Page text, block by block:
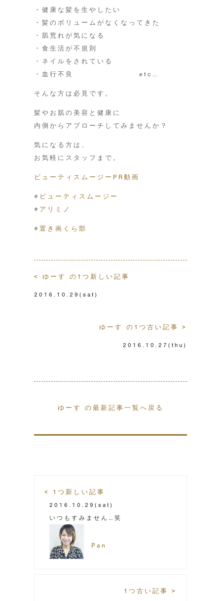
・健康な髪を生やしたい
・髪のボリュームがなくなってきた
・肌荒れが気になる
・食生活が不規則
・ネイルをされている
・血行不良 etc…
そんな方は必見です。
髪やお肌の美容と健康に
内側からアプローチしてみませんか？
気になる方は、
お気軽にスタッフまで。
ビューティスムージーPR動画
# ビューティスムージー
# アリミノ
# 置き画くら部
< ゆーす の1つ新しい記事
2016.10.29 (sat)
ゆーす の1つ古い記事 >
2016.10.27 (thu)
ゆーす の最新記事一覧へ戻る
< 1つ新しい記事
2016.10.29 (sat)
いつもすみません…笑
Pan
1つ古い記事 >